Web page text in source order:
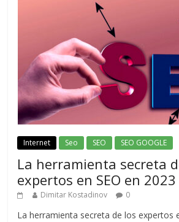
Internet Seo SEO SEO GOOGLE
La herramienta secreta
expertos en SEO en 2023
Dimitar Kostadinov 0
La herramienta secreta de los expertos